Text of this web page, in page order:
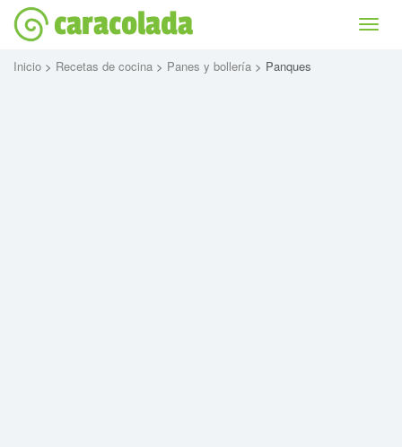
caracolada
Inicio > Recetas de cocina > Panes y bollería > Panques